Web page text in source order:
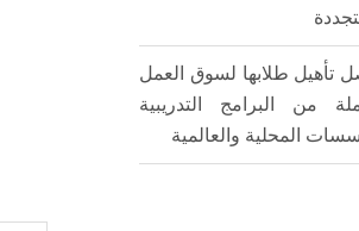
طلابها لسوق العمل
من البرامج التدريبية
المحلية والعالمية